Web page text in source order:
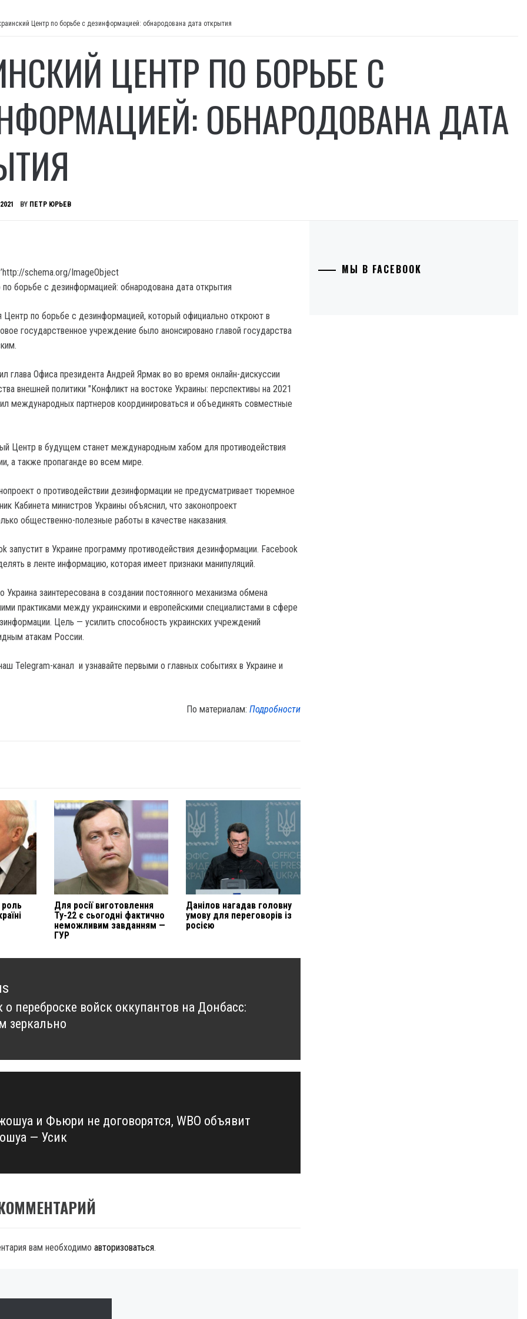
Центр по борьбе с дезинформацией: обнародована дата открытия
ЦЕНТР ПО БОРЬБЕ С
ОБНАРОДОВАНА ДАТА
BY ПЕТР ЮРЬЕВ
schema.org/ImageObject
Центр по борьбе с дезинформацией, который официально откроют в
государственное учреждение было анонсировано главой государства
глава Офиса президента Андрей Ярмак во во время онлайн-дискуссии
внешней политики "Конфликт на востоке Украины: перспективы на 2021
международных партнеров координироваться и объединять совместные
Центр в будущем станет международным хабом для противодействия
а также пропаганде во всем мире.
о противодействии дезинформации не предусматривает тюремное
Кабинета министров Украины объяснил, что законопроект
общественно-полезные работы в качестве наказания.
запустит в Украине программу противодействия дезинформации. Facebook
в ленте информацию, которая имеет признаки манипуляций.
Украина заинтересована в создании постоянного механизма обмена
практиками между украинскими и европейскими специалистами в сфере
Цель — усилить способность украинских учреждений
атакам России.
Telegram-канал и узнавайте первыми о главных событиях в Украине и
По материалам:Подробности
Для росії виготовлення
Ту-22 є сьогодні фактично
неможливим завданням —
ГУР
Данілов нагадав головну
умову для переговорів із
росією
о переброске войск оккупантов на Донбасс:
зеркально
и Фьюри не договорятся, WBO объявит
— Усик
вам необходимо авторизоваться.
МЫ В FACEBOOK